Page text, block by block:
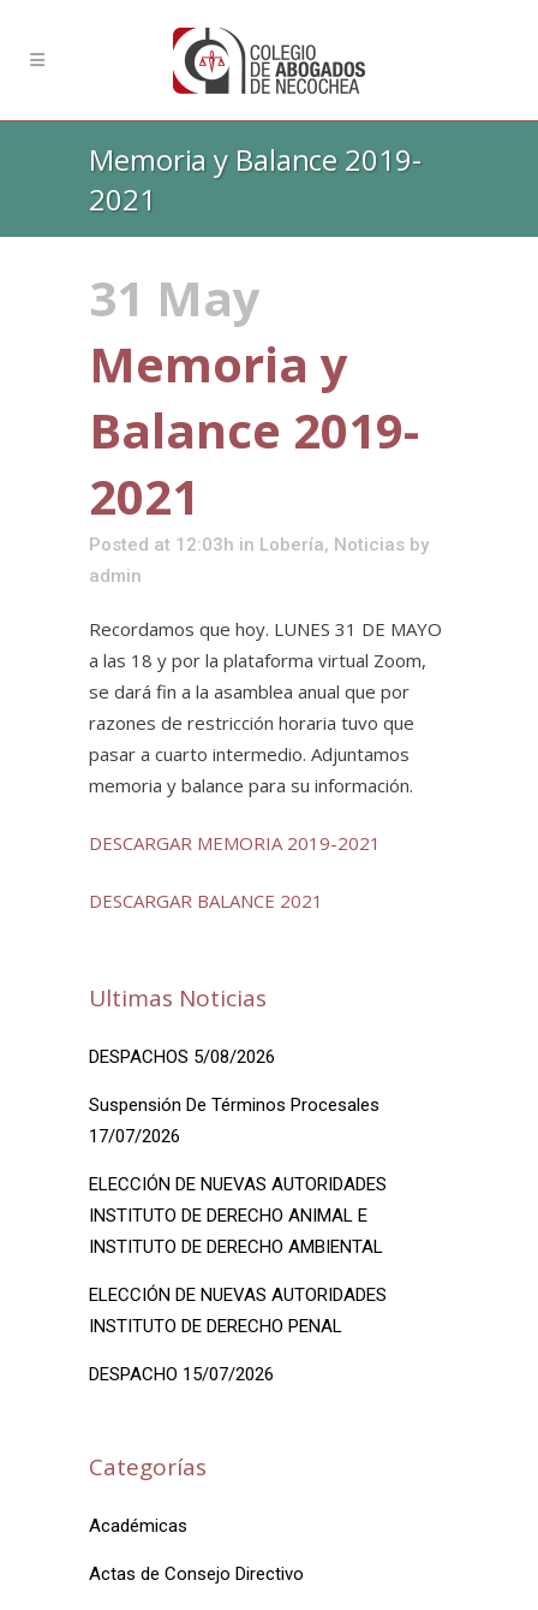
Memoria y Balance 2019-
2021
31 May
Memoria y
Balance 2019-
2021
Posted at 12:03h in Lobería, Noticias by
admin
Recordamos que hoy. LUNES 31 DE MAYO
a las 18 y por la plataforma virtual Zoom,
se dará fin a la asamblea anual que por
razones de restricción horaria tuvo que
pasar a cuarto intermedio. Adjuntamos
memoria y balance para su información.
DESCARGAR MEMORIA 2019-2021
DESCARGAR BALANCE 2021
Ultimas Noticias
DESPACHOS 5/08/2026
Suspensión De Términos Procesales
17/07/2026
ELECCIÓN DE NUEVAS AUTORIDADES
INSTITUTO DE DERECHO ANIMAL E
INSTITUTO DE DERECHO AMBIENTAL
ELECCIÓN DE NUEVAS AUTORIDADES
INSTITUTO DE DERECHO PENAL
DESPACHO 15/07/2026
Categorías
Académicas
Actas de Consejo Directivo